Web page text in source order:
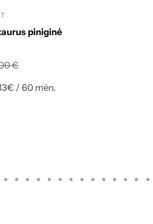
piniginė
€
/ 60 mėn.